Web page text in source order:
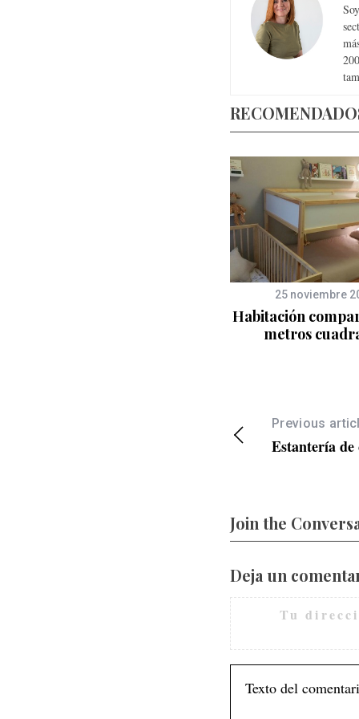
25 noviembre
Habitación
metros
Previous
Estantería de
Join the
Deja un
Tu